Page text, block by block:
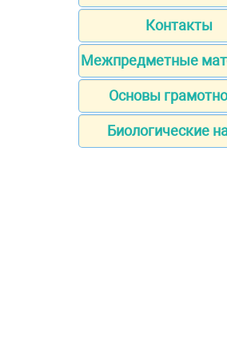
Контакты
Межпредметные
Основы
Биологические